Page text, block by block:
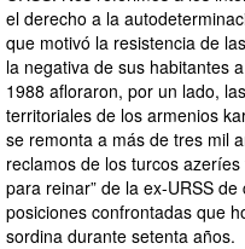
el derecho a la
que motivó la resistencia de
la negativa de sus habitantes
1988 afloraron, por un lado,
territoriales de los armenios
se remonta a más de tres mil
reclamos de los turcos
para reinar” de la ex-URSS
posiciones confrontadas que
sordina durante setenta años.